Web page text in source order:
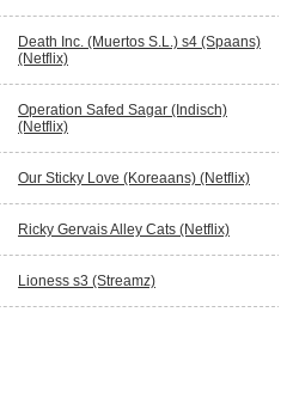
Death Inc. (Muertos S.L.) s4 (Spaans)
(Netflix)
Operation Safed Sagar (Indisch)
(Netflix)
Our Sticky Love (Koreaans) (Netflix)
Ricky Gervais Alley Cats (Netflix)
Lioness s3 (Streamz)